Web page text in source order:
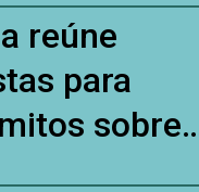
reúne
para
sobre
e apontar